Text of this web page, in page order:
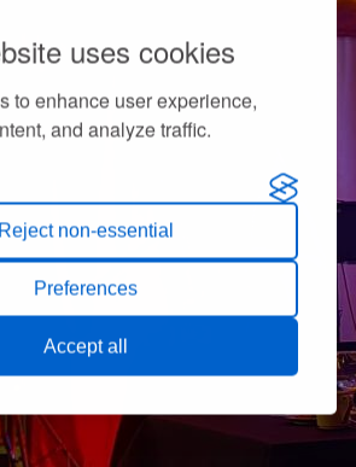
uses cookies
to enhance user experience,
and analyze traffic.
Reject non-essential
Preferences
Accept all